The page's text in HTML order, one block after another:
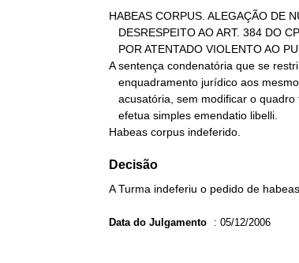
HABEAS CORPUS. ALEGAÇÃO DE
A sentença condenatória que se
Habeas corpus indeferido.
Decisão
A Turma indeferiu o pedido de
Data do Julgamento : 05/12/2006